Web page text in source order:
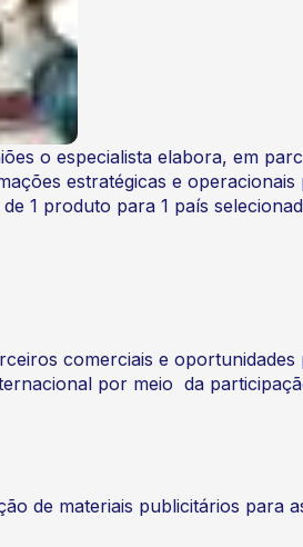
o especialista elabora, em
estratégicas e
1 produto para 1 país
comerciais e
por meio da
de materiais publicitários para